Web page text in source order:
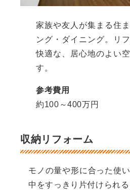
家族や友人が集まる住
ング・ダイニング。リ
快適な、居心地のよい
す。
参考費用
約100～400万円
収納リフォーム
モノの量や形に合った使
中をすっきり片付けられる